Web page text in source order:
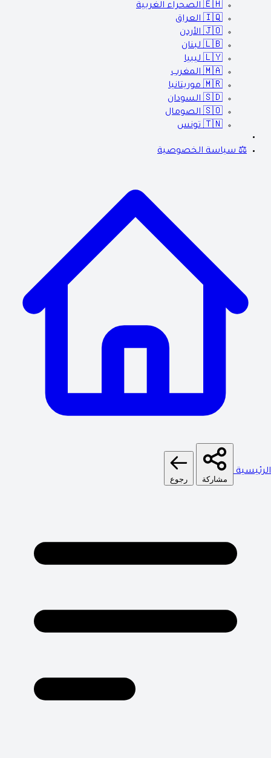
🇪🇭 الصحراء الغربية
🇮🇶 العراق
🇯🇴 الأردن
🇱🇧 لبنان
🇱🇾 ليبيا
🇲🇦 المغرب
🇲🇷 موريتانيا
🇸🇩 السودان
🇸🇴 الصومال
🇹🇳 تونس
⚖️ سياسة الخصوصية
الرئيسية
مشاركة رجوع